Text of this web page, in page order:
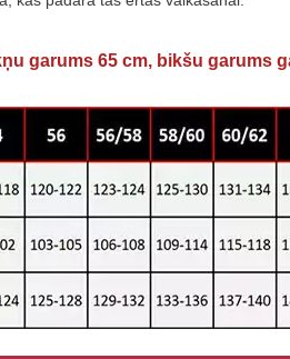
garums 65 cm, bikšu garums